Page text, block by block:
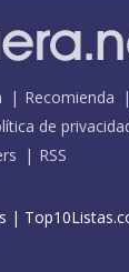
Recomienda
de
RSS
|